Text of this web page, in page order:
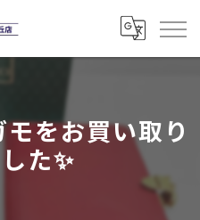
モをお買い取り
た✨